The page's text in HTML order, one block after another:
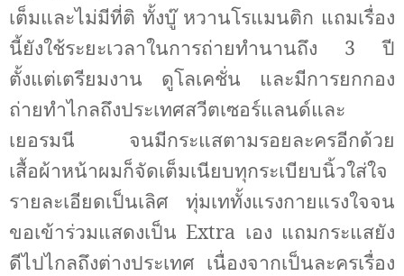
เต็มและไม่มีที่ติ ทั้งบู๊ หวานโรแมนติก แถมเรื่อง
นี้ยังใช้ระยะเวลาในการถ่ายทำนานถึง 3 ปี
ตั้งแต่เตรียมงาน ดูโลเคชั่น และมีการยกกอง
ถ่ายทำไกลถึงประเทศสวีตเซอร์แลนด์และ
เยอรมนี จนมีกระแสตามรอยละครอีกด้วย
เสื้อผ้าหน้าผมก็จัดเต็มเนียบทุกระเบียบนิ้วใส่ใจ
รายละเอียดเป็นเลิศ ทุ่มเททั้งแรงกายแรงใจจน
ขอเข้าร่วมแสดงเป็น Extra เอง แถมกระแสยัง
ดีไปไกลถึงต่างประเทศ เนื่องจากเป็นละครเรื่อง